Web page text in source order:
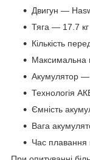
Двигун ―
Тяга ― 17.7 кг
Кількість
Максимальна
Акумулятор
Технологія
Ємність
Вага
Час плавання